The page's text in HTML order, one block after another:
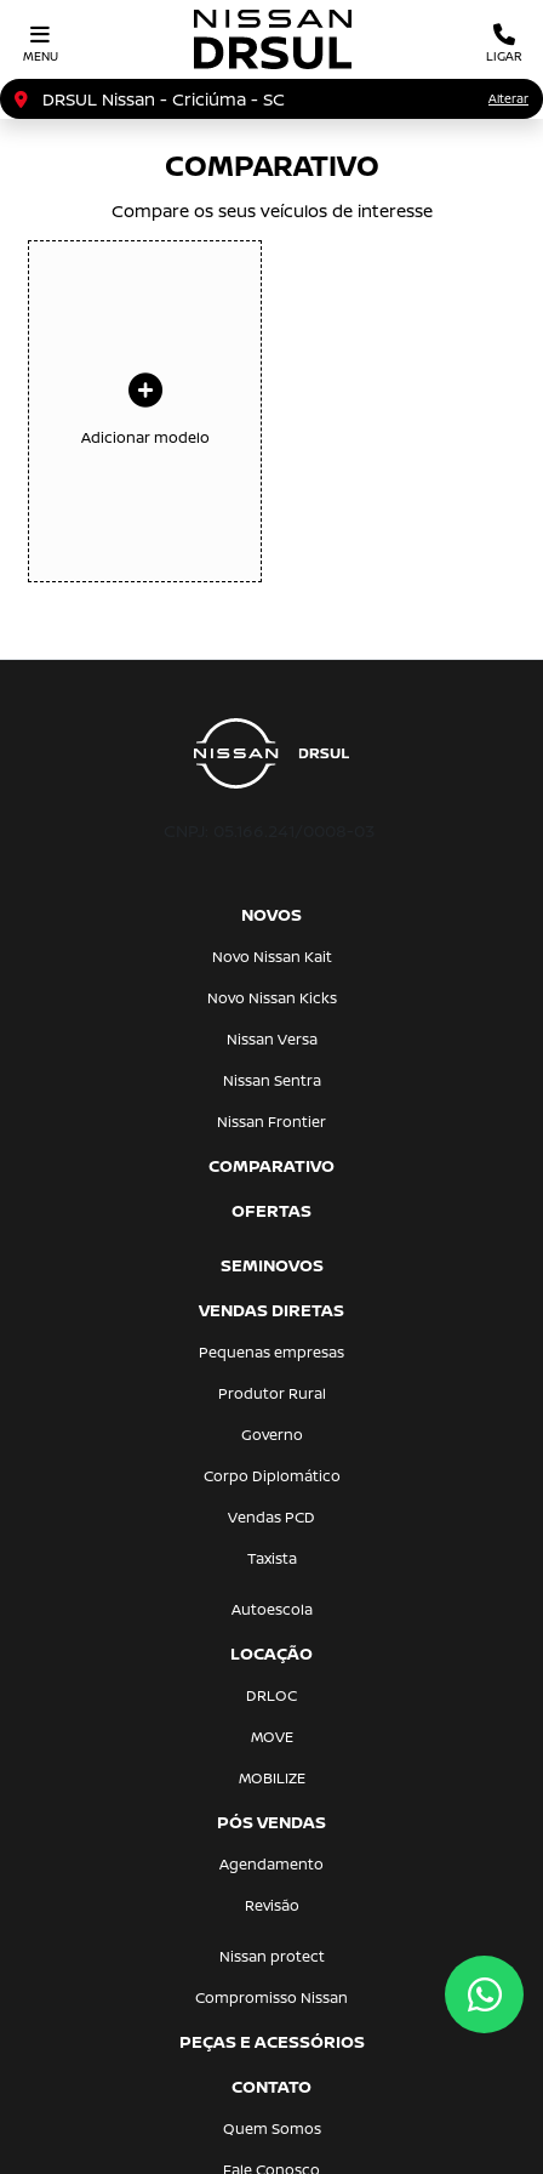
MENU LIGAR
DRSUL Nissan - Criciúma - SC Alterar
COMPARATIVO
Compare os seus veículos de interesse
Adicionar modelo
NOVOS
Novo Nissan Kait
Novo Nissan Kicks
Nissan Versa
Nissan Sentra
Nissan Frontier
COMPARATIVO
OFERTAS
SEMINOVOS
VENDAS DIRETAS
Pequenas empresas
Produtor Rural
Governo
Corpo Diplomático
Vendas PCD
Taxista
Autoescola
LOCAÇÃO
DRLOC
MOVE
MOBILIZE
PÓS VENDAS
Agendamento
Revisão
Nissan protect
Compromisso Nissan
PEÇAS E ACESSÓRIOS
CONTATO
Quem Somos
Fale Conosco